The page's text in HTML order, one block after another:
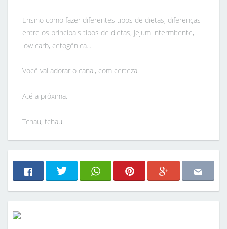
Ensino como fazer diferentes tipos de dietas, diferenças
entre os principais tipos de dietas, jejum intermitente,
low carb, cetogênica...
Você vai adorar o canal, com certeza.
Até a próxima.
Tchau, tchau.